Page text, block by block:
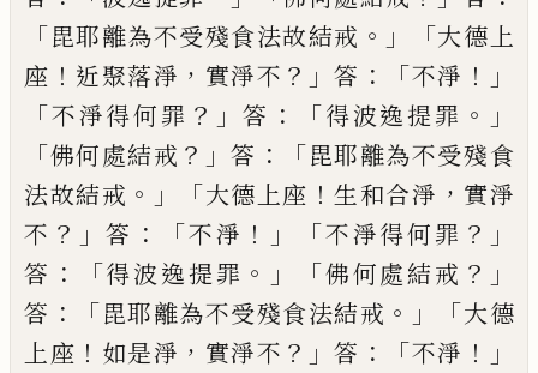
「毘耶離為不受殘食法故結戒 。」「大德上
座 ！ 近聚落淨 ， 實淨不 ？」答 ：「不淨 ！」
「不淨得何罪 ？」答 ： 「得波逸提罪 。」
「佛何處結戒 ？」答 ：「毘耶離為不受殘食
法故結戒 。」「大德上座 ！生和合淨 ， 實淨
不 ？」答 ：「不淨 ！」「不淨得何罪 ？」
答 ：「得波逸提罪 。」「佛何處結戒 ？」
答 ：「毘耶離為不受殘食法結戒 。」「大德
上座 ！ 如是淨 ， 實淨不 ？」答 ：「不淨 ！」